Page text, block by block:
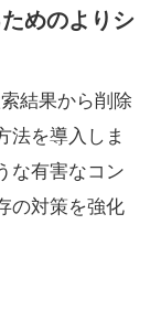
めのよりシ
結果から削除
法を導入しま
な有害なコン
の対策を強化